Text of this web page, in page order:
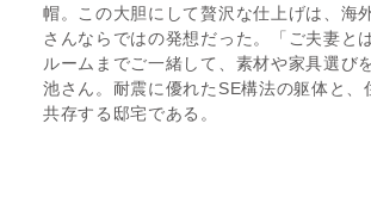
帽。この大胆にして贅沢な仕上げは、海
さんならではの発想だった。「ご夫妻と
ルームまでご一緒して、素材や家具選び
池さん。耐震に優れたSE構法の躯体と、
共存する邸宅である。